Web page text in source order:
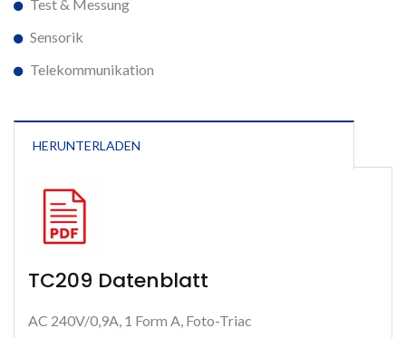
Test & Messung
Sensorik
Telekommunikation
HERUNTERLADEN
TC209 Datenblatt
AC 240V/0,9A, 1 Form A, Foto-Triac